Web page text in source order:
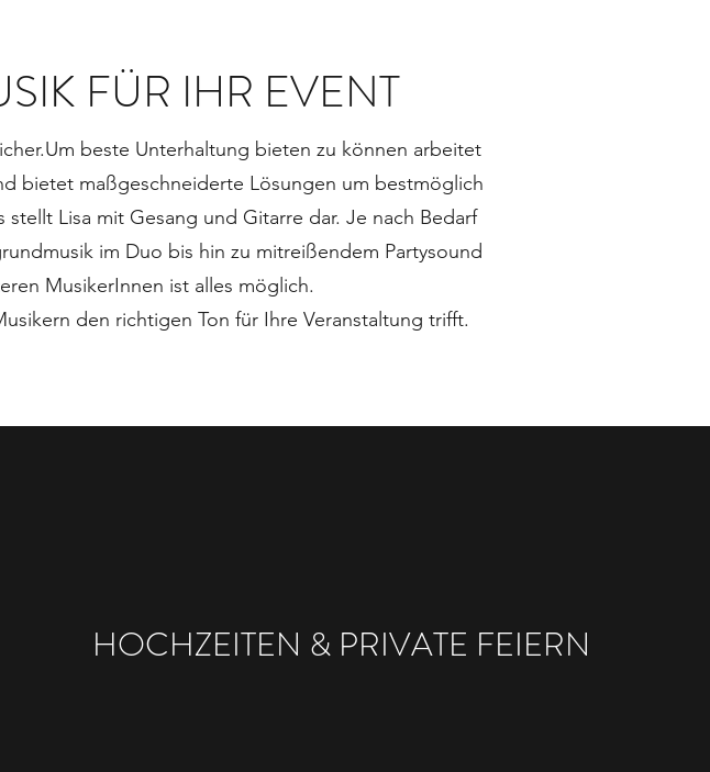
FÜR IHR EVENT
beste Unterhaltung bieten zu können arbeitet
bietet maßgeschneiderte Lösungen um bestmöglich
Lisa mit Gesang und Gitarre dar. Je nach Bedarf
im Duo bis hin zu mitreißendem Partysound
MusikerInnen ist alles möglich.​
den richtigen Ton für Ihre Veranstaltung trifft.​
HOCHZEITEN & PRIVATE FEIERN​